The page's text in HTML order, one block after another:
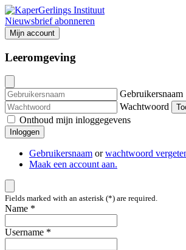
Nieuwsbrief abonneren
Mijn account
Leeromgeving
Gebruikersnaam
Wachtwoord
Onthoud mijn inloggegevens
Inloggen
Gebruikersnaam orwachtwoord
Maak een account aan.
Fields marked with an asterisk (*) are required.
Name *
Username *